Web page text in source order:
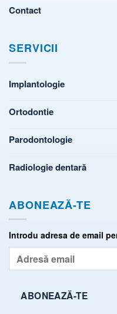
Contact
SERVICII
Implantologie
Ortodontie
Parodontologie
Radiologie dentară
ABONEAZĂ-TE
Introdu adresa de email
Adresă
email
ABONEAZĂ-TE